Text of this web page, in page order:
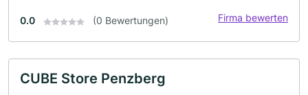
0.0 (0 Bewertungen) Firma bewerten
CUBE Store Penzberg